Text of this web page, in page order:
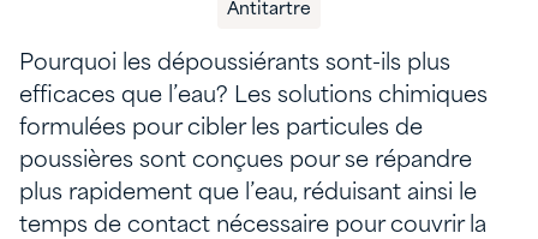
Antitartre
Pourquoi les dépoussiérants sont-ils plus
efficaces que l’eau? Les solutions chimiques
formulées pour cibler les particules de
poussières sont conçues pour se répandre
plus rapidement que l’eau, réduisant ainsi le
temps de contact nécessaire pour couvrir la